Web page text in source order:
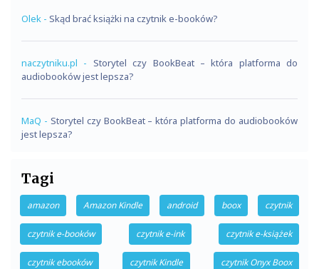
Olek - Skąd brać książki na czytnik e-booków?
naczytniku.pl - Storytel czy BookBeat – która platforma do
audiobooków jest lepsza?
MaQ - Storytel czy BookBeat – która platforma do audiobooków
jest lepsza?
Tagi
amazon Amazon Kindle android boox czytnik
czytnik e-booków czytnik e-ink czytnik e-książek
czytnik ebooków czytnik Kindle czytnik Onyx Boox